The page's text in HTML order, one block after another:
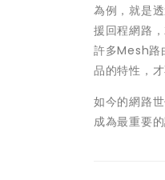
為例，就是
援回程網路
許多Mesh路
品的特性，
如今的網路
成為最重要